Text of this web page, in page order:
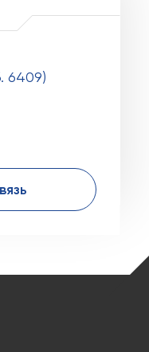
6409)